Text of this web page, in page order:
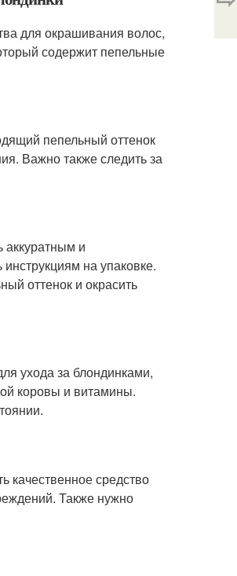
для окрашивания волос,
содержит пепельные
пепельный оттенок
Важно также следить за
аккуратным и
на упаковке.
оттенок и окрасить
ухода за блондинками,
коровы и витамины.
качественное средство
Также нужно